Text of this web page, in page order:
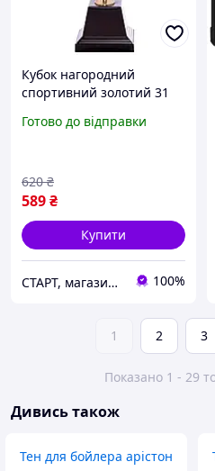
Кубок нагородний
спортивний золотий 31
із металізованого
Готово до відправки
589₴
620 ₴
Купити
СТАРТ, магазин спортивних товарів 100%
1 2 3
Показано 1 - 29
Дивись також
Тен для бойлера арістон